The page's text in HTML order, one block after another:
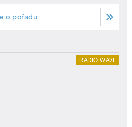
o pořadu
RADIO WAVE